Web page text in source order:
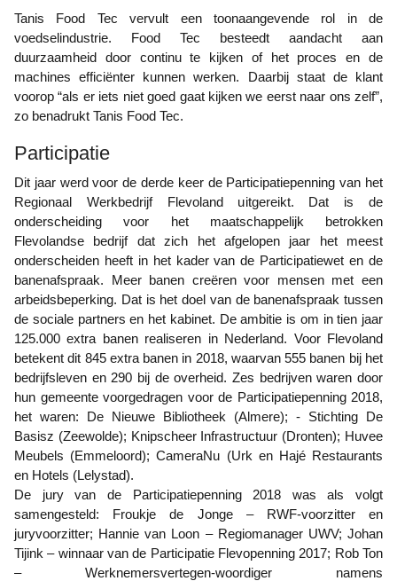
Tanis Food Tec vervult een toonaangevende rol in de
voedselindustrie. Food Tec besteedt aandacht aan
duurzaamheid door continu te kijken of het proces en de
machines efficiënter kunnen werken. Daarbij staat de klant
voorop “als er iets niet goed gaat kijken we eerst naar ons zelf”,
zo benadrukt Tanis Food Tec.
Participatie
Dit jaar werd voor de derde keer de Participatiepenning van het
Regionaal Werkbedrijf Flevoland uitgereikt. Dat is de
onderscheiding voor het maatschappelijk betrokken
Flevolandse bedrijf dat zich het afgelopen jaar het meest
onderscheiden heeft in het kader van de Participatiewet en de
banenafspraak. Meer banen creëren voor mensen met een
arbeidsbeperking. Dat is het doel van de banenafspraak tussen
de sociale partners en het kabinet. De ambitie is om in tien jaar
125.000 extra banen realiseren in Nederland. Voor Flevoland
betekent dit 845 extra banen in 2018, waarvan 555 banen bij het
bedrijfsleven en 290 bij de overheid. Zes bedrijven waren door
hun gemeente voorgedragen voor de Participatiepenning 2018,
het waren: De Nieuwe Bibliotheek (Almere); - Stichting De
Basisz (Zeewolde); Knipscheer Infrastructuur (Dronten); Huvee
Meubels (Emmeloord); CameraNu (Urk en Hajé Restaurants
en Hotels (Lelystad).
De jury van de Participatiepenning 2018 was als volgt
samengesteld: Froukje de Jonge – RWF-voorzitter en
juryvoorzitter; Hannie van Loon – Regiomanager UWV; Johan
Tijink – winnaar van de Participatie Flevopenning 2017; Rob Ton
– Werknemersvertegen-woordiger namens